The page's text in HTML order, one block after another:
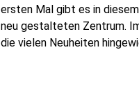
ersten Mal gibt es in
neu gestalteten Zentrum.
die vielen Neuheiten